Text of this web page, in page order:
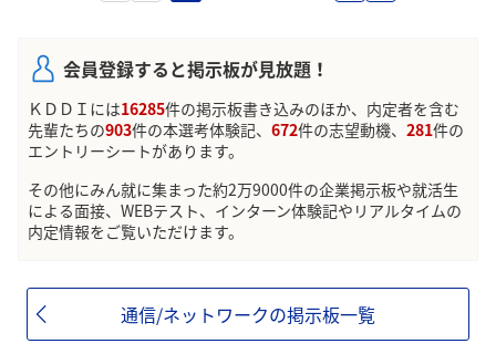
会員登録すると掲示板が見放題！
ＫＤＤＩには16285件の掲示板書き込みのほか、内定者を含む
先輩たちの903件の本選考体験記、 672件の志望動機、 281件の
エントリーシートがあります。
その他にみん就に集まった約2万9000件の企業掲示板や就活生
による面接、WEBテスト、インターン体験記やリアルタイムの
内定情報をご覧いただけます。
通信/ネットワークの掲示板一覧